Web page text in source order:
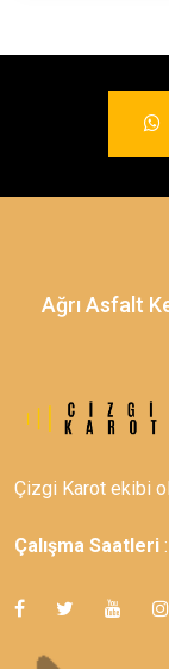
Ağrı Asfalt
Çizgi Karot ekibi
Çalışma Saatleri